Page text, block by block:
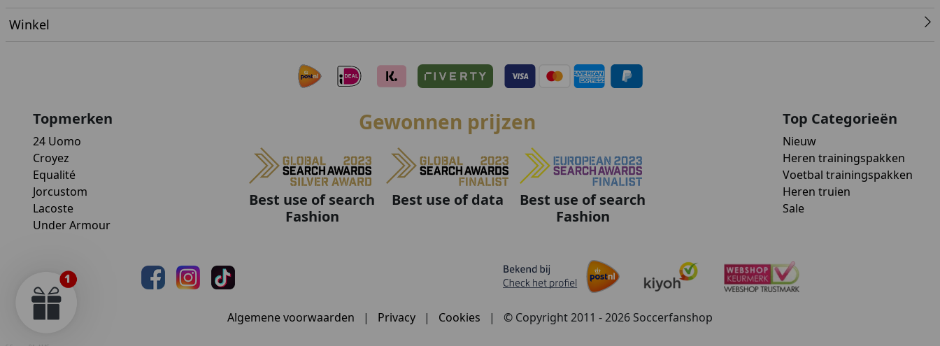
Winkel
Topmerken
24 Uomo
Croyez
Equalité
Jorcustom
Lacoste
Under Armour
Gewonnen prijzen
Best use of search
Fashion
Best use of data
Best use of search
Fashion
Top Categorieën
Nieuw
Heren trainingspakken
Voetbal trainingspakken
Heren truien
Sale
Algemene voorwaarden | Privacy | Cookies | © Copyright 2011 - 2026 Soccerfanshop